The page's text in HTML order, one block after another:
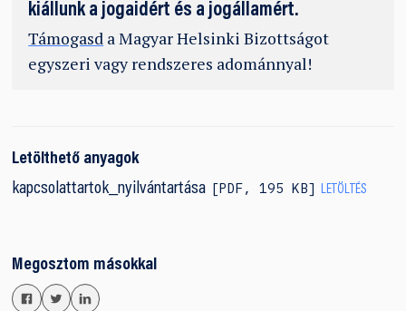
kiállunk a jogaidért és a jogállamért.
Támogasd a Magyar Helsinki Bizottságot
egyszeri vagy rendszeres adománnyal!
Letölthető anyagok
kapcsolattartok_nyilvántartása
PDF,195 KB LETÖLTÉS
Megosztom másokkal